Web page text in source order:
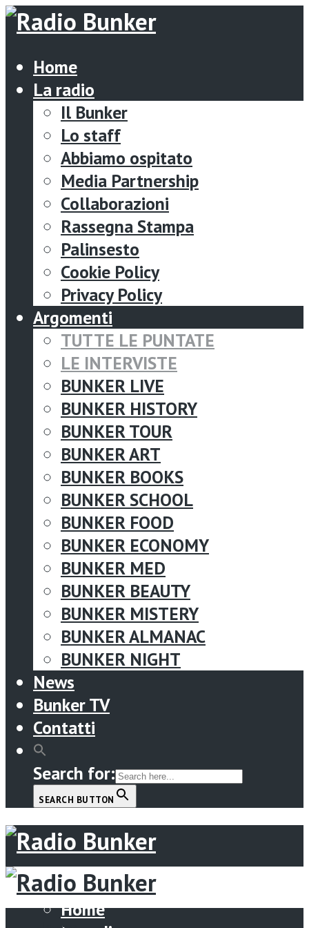
Home
La radio
Il Bunker
Lo staff
Abbiamo ospitato
Media Partnership
Collaborazioni
Rassegna Stampa
Palinsesto
Cookie Policy
Privacy Policy
Argomenti
TUTTE LE PUNTATE
LE INTERVISTE
BUNKER LIVE
BUNKER HISTORY
BUNKER TOUR
BUNKER ART
BUNKER BOOKS
BUNKER SCHOOL
BUNKER FOOD
BUNKER ECONOMY
BUNKER MED
BUNKER BEAUTY
BUNKER MISTERY
BUNKER ALMANAC
BUNKER NIGHT
News
Bunker TV
Contatti
Search for:
SEARCH BUTTON
Menu
Home